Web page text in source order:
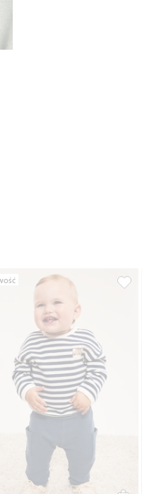
niemowląt, o strukturze